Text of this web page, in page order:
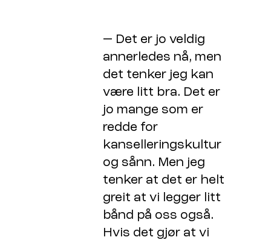
— Det er jo veldig
annerledes nå, men
det tenker jeg kan
være litt bra. Det er
jo mange som er
redde for
kanselleringskultur
og sånn. Men jeg
tenker at det er helt
greit at vi legger litt
bånd på oss også.
Hvis det gjør at vi